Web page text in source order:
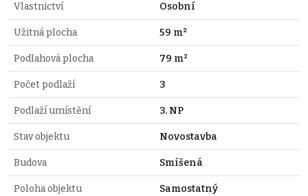
Vlastnictví Osobní
Užitná plocha 59 m²
Podlahová plocha 79 m²
Počet podlaží 3
Podlaží umístění 3. NP
Stav objektu Novostavba
Budova Smíšená
Poloha objektu Samostatný